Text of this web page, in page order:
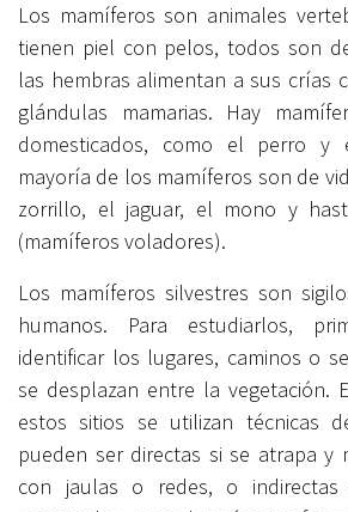
Los mamíferos son animales
tienen piel con pelos, todos son
las hembras alimentan a sus crías
glándulas mamarias. Hay
domesticados, como el perro y
mayoría de los mamíferos son de
zorrillo, el jaguar, el mono y
(mamíferos voladores).
Los mamíferos silvestres son
humanos. Para estudiarlos,
identificar los lugares, caminos o
se desplazan entre la vegetación.
estos sitios se utilizan técnicas
pueden ser directas si se atrapa y
con jaulas o redes, o indirectas